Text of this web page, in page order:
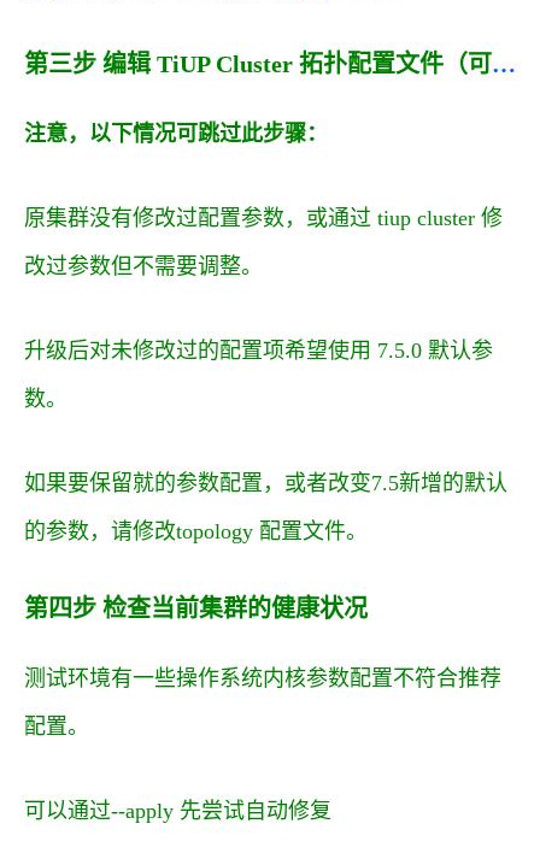
第三步 编辑 TiUP Cluster 拓扑配置文件（可选）
注意，以下情况可跳过此步骤：
原集群没有修改过配置参数，或通过 tiup cluster 修
改过参数但不需要调整。
升级后对未修改过的配置项希望使用 7.5.0 默认参
数。
如果要保留就的参数配置，或者改变7.5新增的默认
的参数，请修改topology 配置文件。
第四步 检查当前集群的健康状况
测试环境有一些操作系统内核参数配置不符合推荐
配置。
可以通过--apply 先尝试自动修复